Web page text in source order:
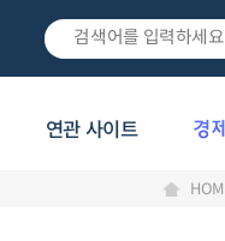
연관 사이트